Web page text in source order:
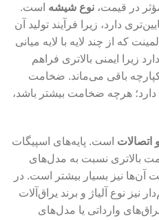
در قیمت، نوع شیشه است.
دارد، زیرا فرآیند تولید آن
که از چند لایه با لایه میانی
زیرا ایمنی بالاتری فراهم
باقی می‌ماند. ضخامت
هرچه ضخامت بیشتر باشد،
اتصالات است. پایه‌های اسپیگات
استیل ۳۱۶ یا ۲۲۰۵ قیمت بالاتری نسبت به مدل‌های
آن‌ها نیز بسیار بیشتر است. در
نوع آلیاژ و برند یراق‌آلات
وارداتی یا مدل‌های